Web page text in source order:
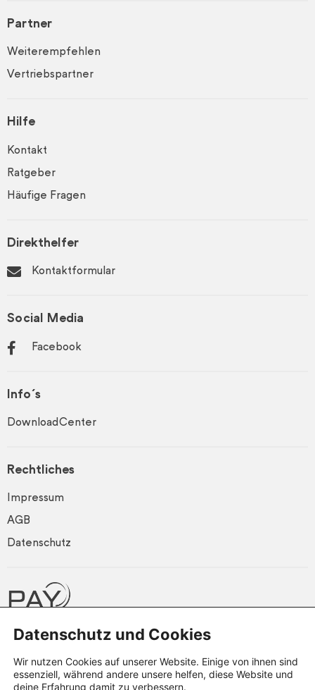
Partner
Weiterempfehlen
Vertriebspartner
Hilfe
Kontakt
Ratgeber
Häufige Fragen
Direkthelfer
Kontaktformular
© PayCenter 2026
Rechtliches
Impressum
AGB
Datenschutz
Info´s
DownloadCenter
Social Media
Facebook
Datenschutz und Cookies
Wir nutzen Cookies auf unserer Website. Einige von ihnen sind
essenziell, während andere unsere helfen, diese Website und
deine Erfahrung damit zu verbessern.